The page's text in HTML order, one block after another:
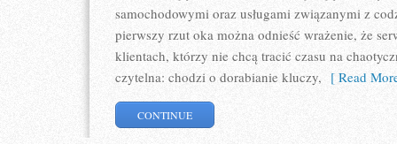
samochodowymi oraz usługami związanymi z
pierwszy rzut oka można odnieść wrażenie, że
klientach, którzy nie chcą tracić czasu na
czytelna: chodzi o dorabianie kluczy, [ Read
CONTINUE